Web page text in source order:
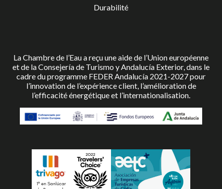
Durabilité
La Chambre de l’Eau a reçu une aide de l’Union européenne
et de la Consejería de Turismo y Andalucía Exterior, dans le
cadre du programme FEDER Andalucía 2021-2027 pour
l’innovation de l’expérience client, l’amélioration de
l’efficacité énergétique et l’internationalisation.